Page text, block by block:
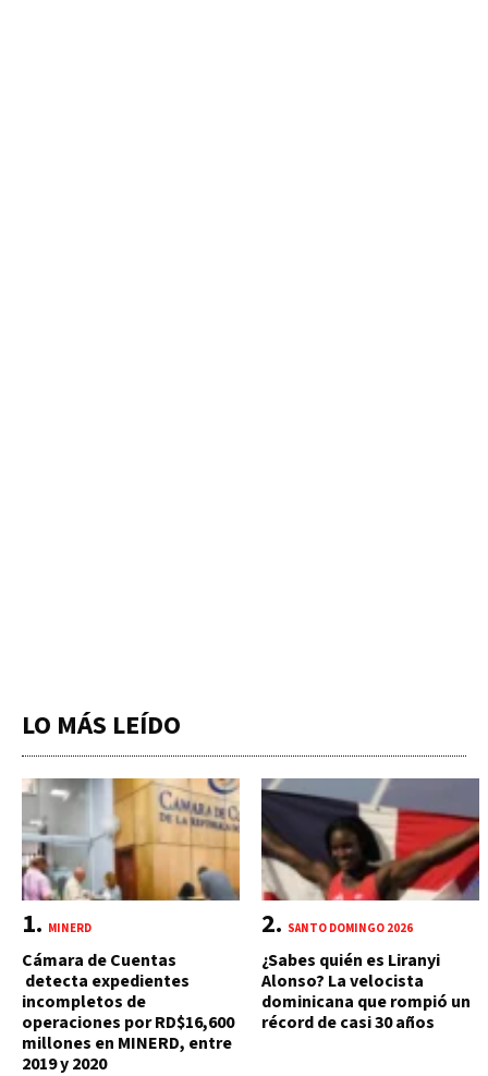
LO MÁS LEÍDO
MINERD
Cámara de Cuentas
detecta expedientes
incompletos de
operaciones por RD$16,600
millones en MINERD, entre
2019 y 2020
SANTO DOMINGO 2026
¿Sabes quién es Liranyi
Alonso? La velocista
dominicana que rompió un
récord de casi 30 años